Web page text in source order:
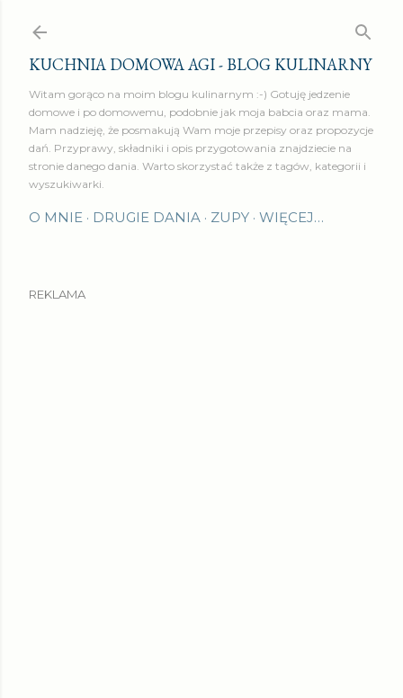
KUCHNIA DOMOWA AGI - BLOG KULINARNY
Witam gorąco na moim blogu kulinarnym :-) Gotuję jedzenie
domowe i po domowemu, podobnie jak moja babcia oraz mama.
Mam nadzieję, że posmakują Wam moje przepisy oraz propozycje
dań. Przyprawy, składniki i opis przygotowania znajdziecie na
stronie danego dania. Warto skorzystać także z tagów, kategorii i
wyszukiwarki.
O MNIE DRUGIE DANIA ZUPY WIĘCEJ…
REKLAMA